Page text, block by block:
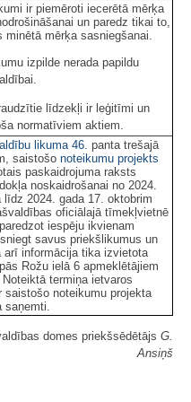
ir piemēroti iecerētā mērķa
un paredz tikai to,
minētā mērķa sasniegšanai.
izpilde nerada papildu
līdzekļi ir leģitīmi un
normatīviem aktiem.
likuma 46. panta trešajā
saistošo noteikumu projekts
paskaidrojuma raksts
noskaidrošanai no 2024.
līdz 2024. gada 17. oktobrim
oficiālajā tīmekļvietnē
iespēju ikvienam
savus priekšlikumus un
arī informācija tika izvietota
Rožu ielā 6 apmeklētājiem
termiņa ietvaros
saistošo noteikumu projekta
domes priekšsēdētājs G.
Ansiņš